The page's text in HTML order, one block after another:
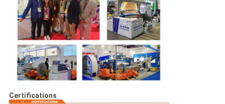
Certifications